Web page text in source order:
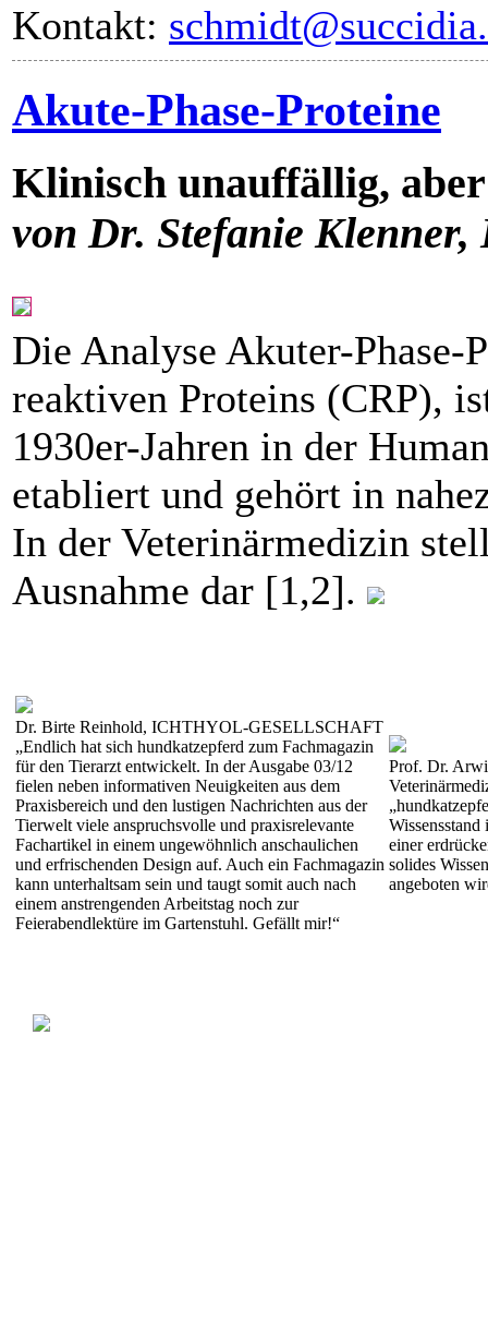
Kontakt:
Akute-Phase-Proteine
Klinisch unauffällig,
von Dr. Stefanie
Die Analyse Akuter-Phase-
reaktiven Proteins (CRP),
1930er-Jahren in der
etabliert und gehört in
In der Veterinärmedizin
Ausnahme dar [1,2].
Dr. Birte Reinhold, ICHTHYOL-GESELLSCHAFT
„Endlich hat sich hundkatzepferd zum Fachmagazin
für den Tierarzt entwickelt. In der Ausgabe 03/12
fielen neben informativen Neuigkeiten aus dem
Praxisbereich und den lustigen Nachrichten aus der
Tierwelt viele anspruchsvolle und praxisrelevante
Fachartikel in einem ungewöhnlich anschaulichen
und erfrischenden Design auf. Auch ein Fachmagazin
kann unterhaltsam sein und taugt somit auch nach
einem anstrengenden Arbeitstag noch zur
Feierabendlektüre im Gartenstuhl. Gefällt mir!“
Prof. Dr.
einer
solides
angeboten